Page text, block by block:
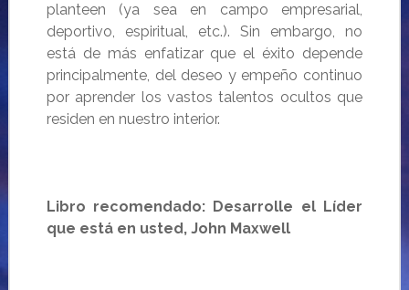
planteen (ya sea en campo empresarial,
deportivo, espiritual, etc.). Sin embargo, no
está de más enfatizar que el éxito depende
principalmente, del deseo y empeño continuo
por aprender los vastos talentos ocultos que
residen en nuestro interior.
Libro recomendado: Desarrolle el Líder
que está en usted, John Maxwell